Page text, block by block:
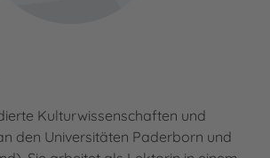
Kulturwissenschaften und
den Universitäten Paderborn und